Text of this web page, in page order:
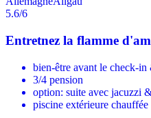
5.6/6
Entretnez la flamme
bien-être avant le check-
3/4 pension
option: suite avec jacuzzi
piscine extérieure chauffée